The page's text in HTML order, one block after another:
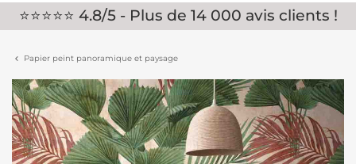
⭐⭐⭐⭐⭐ 4.8/5 - Plus de 14 000 avis clients !
Papier peint panoramique et paysage